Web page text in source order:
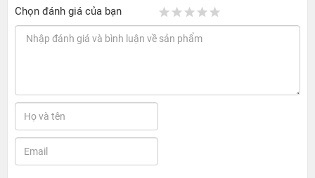
Chọn đánh giá của bạn